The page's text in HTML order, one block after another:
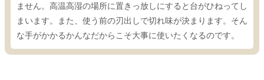
ません。高温高湿の場所に置きっ放しにすると台がひねってし
まいます。また、使う前の刃出しで切れ味が決まります。そん
な手がかかるかんなだからこそ大事に使いたくなるのです。